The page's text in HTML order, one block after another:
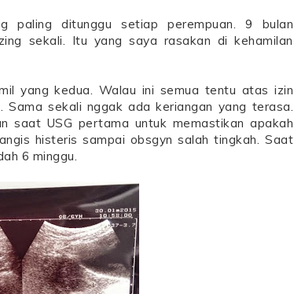
paling ditunggu setiap perempuan. 9 bulan
sekali. Itu yang saya rasakan di kehamilan
yang kedua. Walau ini semua tentu atas izin
Sama sekali nggak ada keriangan yang terasa.
saat USG pertama untuk memastikan apakah
histeris sampai obsgyn salah tingkah. Saat
6 minggu.